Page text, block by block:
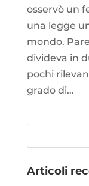
osservò un
una legge
mondo.
divideva in
pochi
grado di...
Articoli